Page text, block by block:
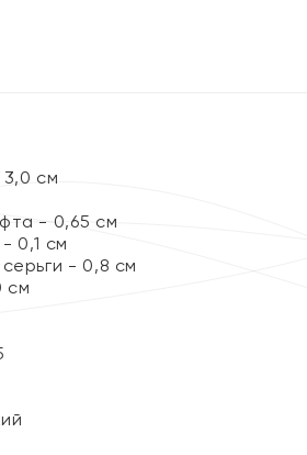
см
- 0,65 см
0,1 см
- 0,8 см
см